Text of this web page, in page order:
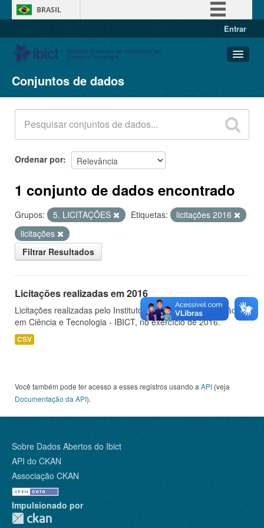
BRASIL
Entrar
Conjuntos de dados
Organizações
Grupos
Sobre
Conjuntos de dados
Ordenar por
1 conjunto de dados encontrado
Grupos: 5. LICITAÇÕES Etiquetas:
licitações 2016
licitações
Filtrar Resultados
Licitações realizadas em 2016
Licitações realizadas pelo Instituto Brasileiro de Informação
em Ciência e Tecnologia - IBICT, no exercício de 2016.
CSV
Você também pode ter acesso a esses registros usando a API (veja
Documentação da API).
Sobre Dados Abertos do Ibict
API do CKAN
Associação CKAN
Impulsionado por